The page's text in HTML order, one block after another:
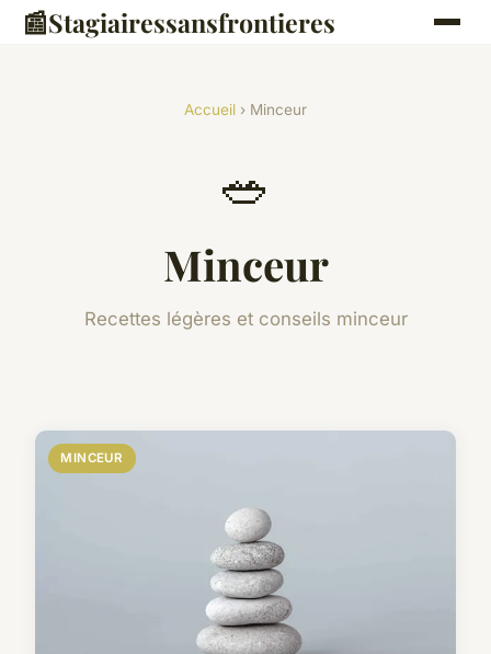
📰Stagiairessansfrontieres
Accueil › Minceur
🥗
Minceur
Recettes légères et conseils minceur
MINCEUR